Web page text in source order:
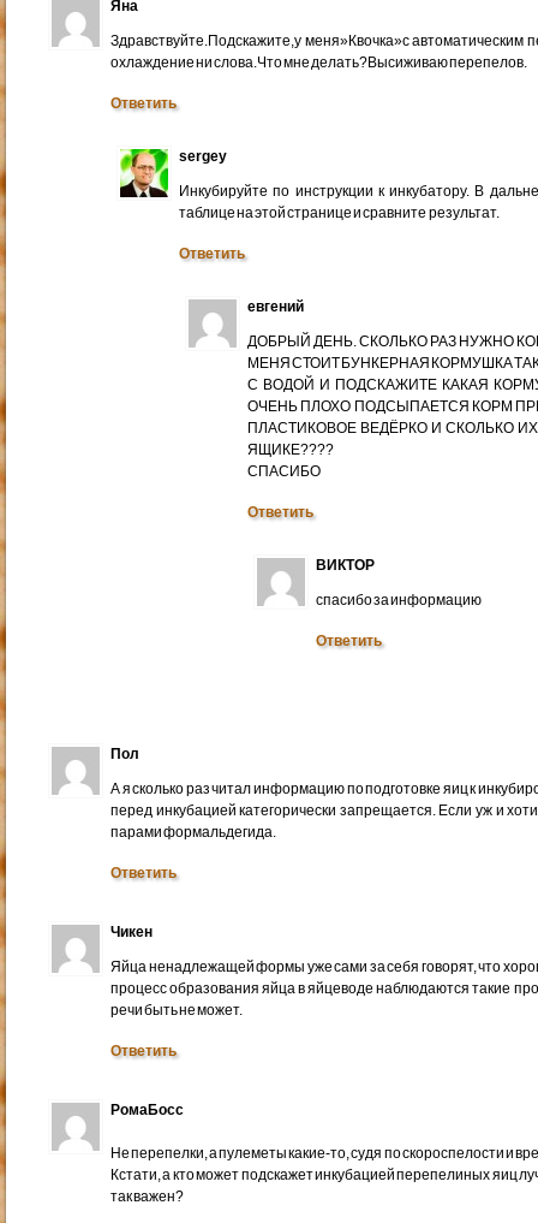
Яна
Здравствуйте.Подскажите,у меня»Квочка»с автоматическим
охлаждение ни слова.Что мне делать?Высиживаю перепелов.
Ответить
sergey
Инкубируйте по инструкции к инкубатору. В
таблице на этой странице и сравните результат.
Ответить
евгений
ДОБРЫЙ ДЕНЬ. СКОЛЬКО РАЗ НУЖНО
МЕНЯ СТОИТ БУНКЕРНАЯ КОРМУШКА
С ВОДОЙ И ПОДСКАЖИТЕ КАКАЯ
ОЧЕНЬ ПЛОХО ПОДСЫПАЕТСЯ КОРМ
ПЛАСТИКОВОЕ ВЕДЁРКО И СКОЛЬКО
ЯЩИКЕ????
СПАСИБО
Ответить
ВИКТОР
спасибо за информацию
Ответить
Пол
А я сколько раз читал информацию по подготовке яиц к
перед инкубацией категорически запрещается. Если уж и
парами формальдегида.
Ответить
Чикен
Яйца ненадлежащей формы уже сами за себя говорят, что
процесс образования яйца в яйцеводе наблюдаются такие
речи быть не может.
Ответить
РомаБосс
Не перепелки, а пулеметы какие-то, судя по скороспелости и
Кстати, а кто может подскажет инкубацией перепелиных яиц
так важен?